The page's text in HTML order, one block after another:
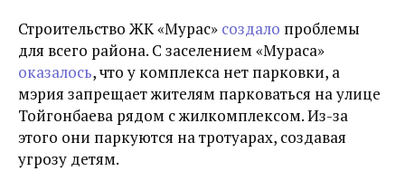
Строительство ЖК «Мурас» создало проблемы
для всего района. С заселением «Мураса»
оказалось, что у комплекса нет парковки, а
мэрия запрещает жителям парковаться на улице
Тойгонбаева рядом с жилкомплексом. Из-за
этого они паркуются на тротуарах, создавая
угрозу детям.